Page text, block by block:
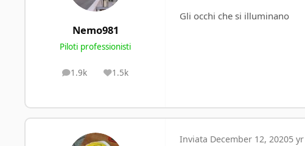
Nemo981
Piloti professionisti
1.9k
posts 1.5k
Reputation
Gli occhi che si illuminano
Inviata December 12, 20205 yr